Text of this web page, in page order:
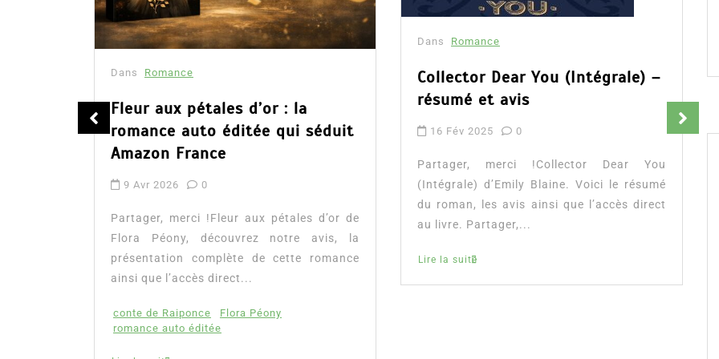
Dans Romance
Fleur aux pétales d’or : la
romance auto éditée qui séduit
Amazon France
9 Avr 2026 0
Partager, merci !Fleur aux pétales d’or de
Flora Péony, découvrez notre avis, la
présentation complète de cette romance
ainsi que l’accès direct...
conte de Raiponce
Flora Péony
romance auto éditée
Dans Romance
Collector Dear You (Intégrale) –
résumé et avis
16 Fév 2025 0
Partager, merci !Collector Dear You
(Intégrale) d’Emily Blaine. Voici le résumé
du roman, les avis ainsi que l’accès direct
au livre. Partager,...
Lire la suite